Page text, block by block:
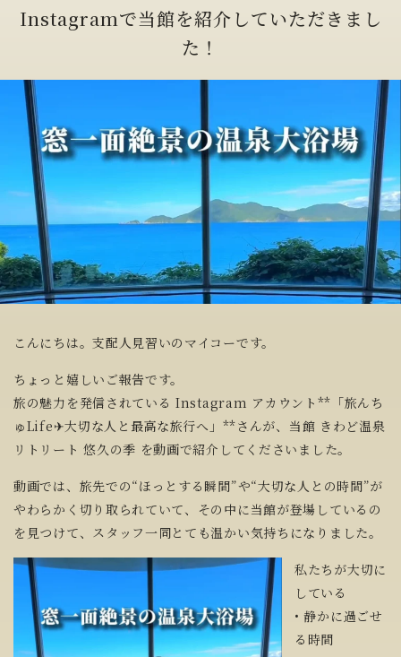
Instagramで当館を紹介していただきまし
た！
こんにちは。支配人見習いのマイコーです。
ちょっと嬉しいご報告です。
旅の魅力を発信されている Instagram アカウント**「旅んち
ゅLife✈︎大切な人と最高な旅行へ」**さんが、当館 きわど温泉
リトリート 悠久の季 を動画で紹介してくださいました。
動画では、旅先での“ほっとする瞬間”や“大切な人との時間”が
やわらかく切り取られていて、その中に当館が登場しているの
を見つけて、スタッフ一同とても温かい気持ちになりました。
私たちが大切に
している
• 静かに過ごせ
る時間